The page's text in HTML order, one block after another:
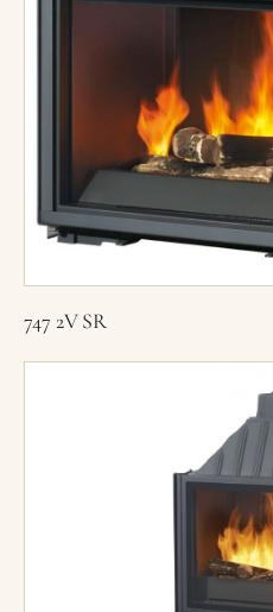
747 2V SR